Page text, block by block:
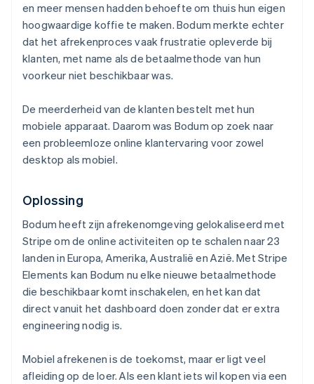
en meer mensen hadden behoefte om thuis hun eigen
hoogwaardige koffie te maken. Bodum merkte echter
dat het afrekenproces vaak frustratie opleverde bij
klanten, met name als de betaalmethode van hun
voorkeur niet beschikbaar was.
De meerderheid van de klanten bestelt met hun
mobiele apparaat. Daarom was Bodum op zoek naar
een probleemloze online klantervaring voor zowel
desktop als mobiel.
Oplossing
Bodum heeft zijn afrekenomgeving gelokaliseerd met
Stripe om de online activiteiten op te schalen naar 23
landen in Europa, Amerika, Australië en Azië. Met Stripe
Elements kan Bodum nu elke nieuwe betaalmethode
die beschikbaar komt inschakelen, en het kan dat
direct vanuit het dashboard doen zonder dat er extra
engineering nodig is.
Mobiel afrekenen is de toekomst, maar er ligt veel
afleiding op de loer. Als een klant iets wil kopen via een